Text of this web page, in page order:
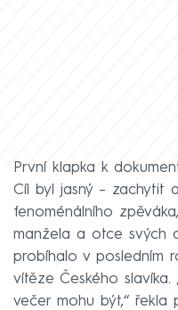
První klapka k
Cíl byl jasný – zachytit
fenoménálního
manžela a otce svých
probíhalo v posledním
vítěze Českého
večer mohu být,“ řekla